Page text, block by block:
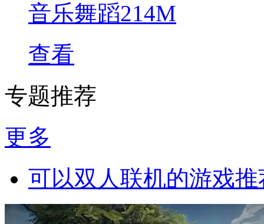
音乐舞蹈214M
查看
专题推荐
更多
可以双人联机的游戏推